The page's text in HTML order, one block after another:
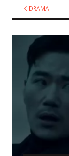
K-DRAMA